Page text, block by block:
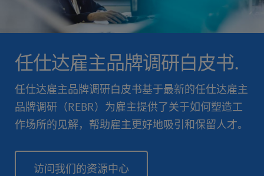
任仕达雇主品牌调研白皮书.
任仕达雇主品牌调研白皮书基于最新的任仕达雇主
品牌调研（REBR）为雇主提供了关于如何塑造工
作场所的见解，帮助雇主更好地吸引和保留人才。
访问我们的资源中心